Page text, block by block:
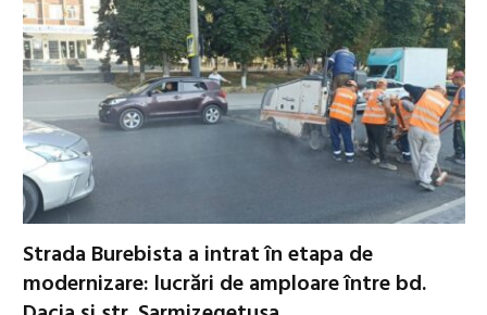
Strada Burebista a intrat în etapa de
modernizare: lucrări de amploare între bd.